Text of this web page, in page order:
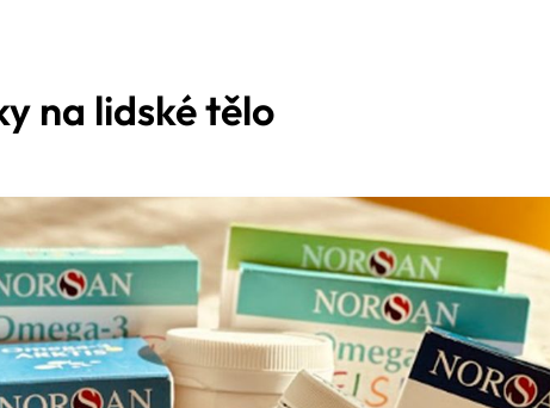
na lidské tělo